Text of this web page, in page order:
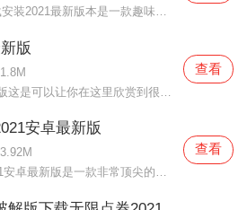
腾讯视频下载安装2021最新版本是一款趣味性非常强的手机视频播放软件。在这款腾讯视频下载安装2021最新版本有很多当下热播的影片资源，在这里面可以看到有很多的精彩的影片，你想要观看的电视剧、电影、综艺、动漫等等统统都汇聚在这里面，影片的内容也都是非常丰富的，用户们
版
查看
安卓最新版
得物下载2021安卓最新版是一款非常顶尖的潮流购物软件。在这款得物下载2021安卓最新版中拥有非常多当下潮流的时尚单品以及各种各样的球鞋，在这里为了让用户们在购买的时候可以放心，你所购买的每一件商品都会经过专业的鉴定，这里面汇聚了数百位专业的鉴定师会对你所购买的商
查看